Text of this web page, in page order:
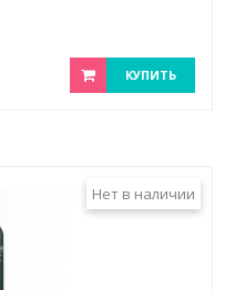
КУПИТЬ
Нет в наличии